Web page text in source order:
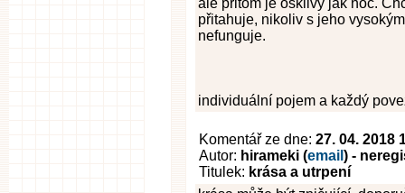
ale přitom je ošklivý jak noc.
přitahuje, nikoliv s jeho
nefunguje.
individuální pojem a každý
Komentář ze dne: 27. 04. 2018
Autor: hirameki (email ) -
Titulek: krása a utrpení